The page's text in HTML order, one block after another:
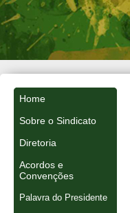
Home
Sobre o Sindicato
Diretoria
Acordos e
Convenções
Palavra do Presidente